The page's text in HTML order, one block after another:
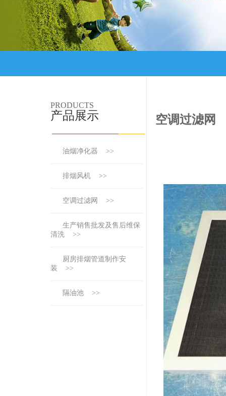
PRODUCTS
产品展示
油烟净化器 >>
排烟风机 >>
空调过滤网 >>
生产销售批发及售后维保
清洗 >>
厨房排烟管道制作安
装 >>
隔油池 >>
空调过滤网